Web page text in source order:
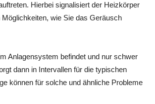
Hierbei signalisiert der Heizkörper
wie Sie das Geräusch
Anlagensystem befindet und nur schwer
dann in Intervallen für die typischen
können für solche und ähnliche Probleme